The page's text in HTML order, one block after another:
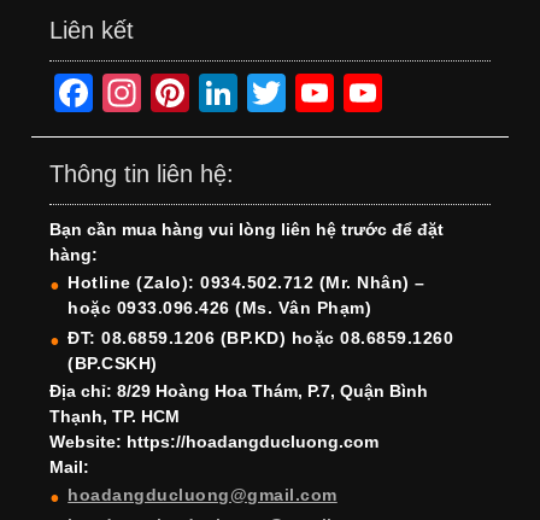
Liên kết
F
a
c
e
b
o
o
k
In
st
a
gr
a
m
Pi
nt
er
e
st
Li
n
e
dI
n
T
wi
er
Y
o
T
u
b
e
o
T
u
b
e
h
Thông tin liên hệ:
Bạn cần mua hàng vui lòng liên hệ trước để đặt
hàng:
Hotline (Zalo): 0934.502.712 (Mr. Nhân) –
hoặc 0933.096.426 (Ms. Vân Phạm)
ĐT: 08.6859.1206 (BP.KD) hoặc 08.6859.1260
(BP.CSKH)
Địa chỉ: 8/29 Hoàng Hoa Thám, P.7, Quận Bình
Thạnh, TP. HCM
Website: https://hoadangducluong.com
Mail:
hoadangducluong@gmail.com